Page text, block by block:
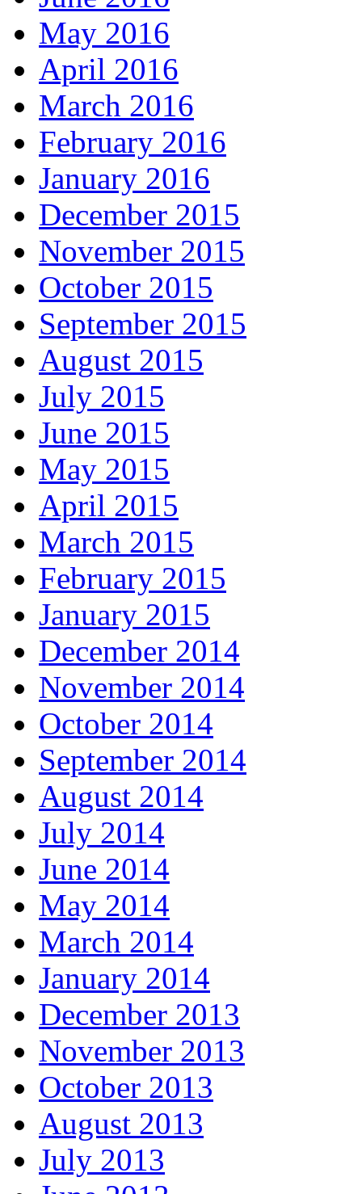
May 2016
April 2016
March 2016
February 2016
January 2016
December 2015
November 2015
October 2015
September 2015
August 2015
July 2015
June 2015
May 2015
April 2015
March 2015
February 2015
January 2015
December 2014
November 2014
October 2014
September 2014
August 2014
July 2014
June 2014
May 2014
March 2014
January 2014
December 2013
November 2013
October 2013
August 2013
July 2013